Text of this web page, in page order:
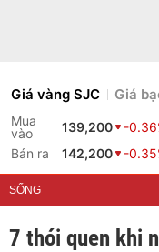
Giá vàng SJC Giá
Mua
vào
139,200
-
Bán ra
142,200 -
SỐNG
7 thói quen khi